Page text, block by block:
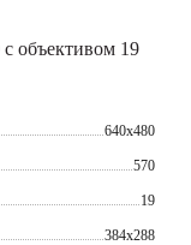
объективом 19
640x480
570
19
384x288